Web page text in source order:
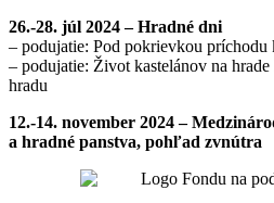
26.-28. júl 2024 – Hradné dni
– podujatie: Pod pokrievkou
– podujatie: Život kastelánov na
hradu
12.-14. november 2024 –
a hradné panstva, pohľad zvnútra